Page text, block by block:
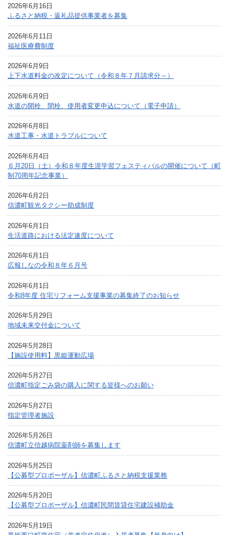
2026年6月16日
ふるさと納税・返礼品提供事業者を募集
2026年6月11日
福祉医療費制度
2026年6月9日
上下水道料金の改定について（令和８年７月請求分～）
2026年6月9日
水道の開栓、閉栓、使用者変更申込について（電子申請）
2026年6月8日
水道工事・水道トラブルについて
2026年6月4日
６月20日（土）令和８年度生涯学習フェスティバルの開催について（町
制70周年記念事業）
2026年6月2日
信濃町観光タクシー助成制度
2026年6月1日
生活道路における法定速度について
2026年6月1日
広報しなの令和８年６月号
2026年6月1日
令和8年度 住宅リフォーム支援事業の募集終了のお知らせ
2026年5月29日
地域未来交付⾦について
2026年5月28日
【施設使用料】黒姫運動広場
2026年5月27日
信濃町指定ごみ袋の購入に関する皆様へのお願い
2026年5月27日
指定管理者施設
2026年5月26日
信濃町立信越病院薬剤師を募集します
2026年5月25日
【公募型プロポーザル】信濃町ふるさと納税支援業務
2026年5月20日
【公募型プロポーザル】信濃町民間賃貸住宅建設補助金
2026年5月19日